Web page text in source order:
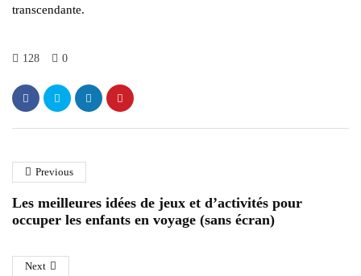
transcendante.
128 0
Previous
Les meilleures idées de jeux et d’activités pour
occuper les enfants en voyage (sans écran)
Next